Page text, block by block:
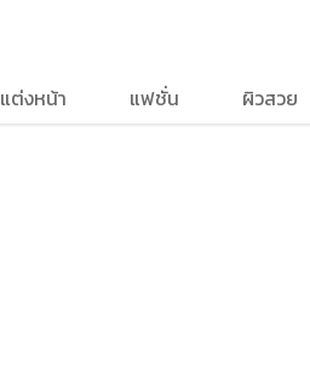
แต่งหน้า แฟชั่น ผิวสวย